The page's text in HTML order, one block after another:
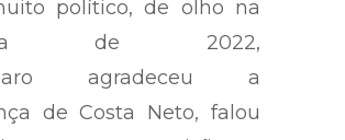
disse. Com um
político, de olho na
de 2022,
agradeceu a